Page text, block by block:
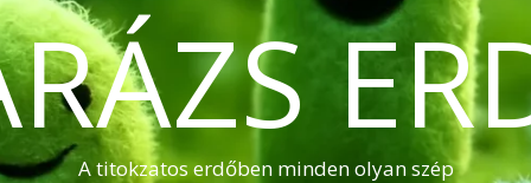
A titokzatos erdőben minden olyan szép